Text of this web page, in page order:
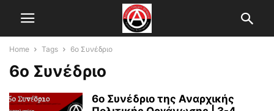
Home Tags 6ο Συνέδριο
6ο Συνέδριο
6ο Συνέδριο της Αναρχικής